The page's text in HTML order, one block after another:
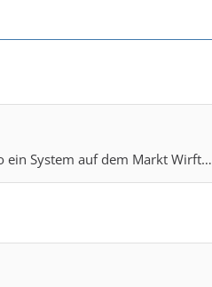
ein System auf dem Markt Wirft…